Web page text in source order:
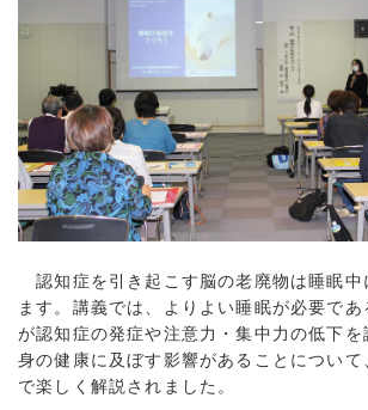
認知症を引き起こす脳の老廃物は睡眠中
ます。講義では、よりよい睡眠が必要で
が認知症の発症や注意力・集中力の低下
身の健康に及ぼす影響があることについ
で楽しく解説されました。